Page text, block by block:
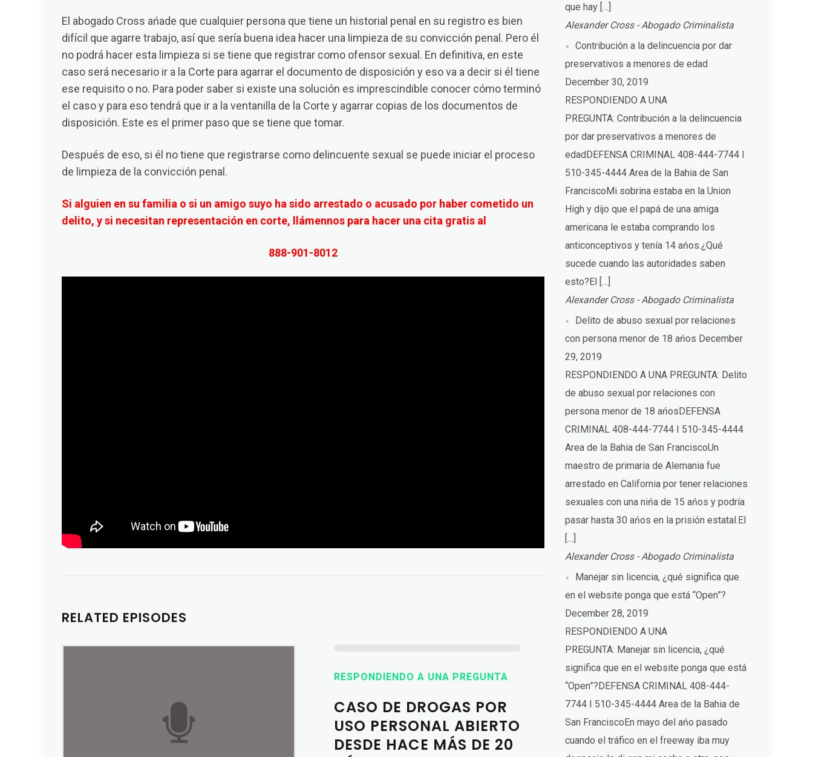
El abogado Cross ańade que cualquier persona que tiene un historial penal en su registro es bien
difícil que agarre trabajo, así que sería buena idea hacer una limpieza de su convicción penal. Pero él
no podrá hacer esta limpieza si se tiene que registrar como ofensor sexual. En definitiva, en este
caso será necesario ir a la Corte para agarrar el documento de disposición y eso va a decir si él tiene
ese requisito o no. Para poder saber si existe una solución es imprescindible conocer cómo terminó
el caso y para eso tendrá que ir a la ventanilla de la Corte y agarrar copias de los documentos de
disposición. Este es el primer paso que se tiene que tomar.
Después de eso, si él no tiene que registrarse como delincuente sexual se puede iniciar el proceso
de limpieza de la convicción penal.
Si alguien en su familia o si un amigo suyo ha sido arrestado o acusado por haber cometido un
delito, y si necesitan representación en corte, llámennos para hacer una cita gratis al
888-901-8012
RELATED EPISODES
RESPONDIENDO A UNA PREGUNTA
CASO DE DROGAS POR
USO PERSONAL ABIERTO
DESDE HACE MÁS DE 20
que hay […]
Alexander Cross - Abogado Criminalista
Contribución a la delincuencia por dar
preservativos a menores de edad
December 30, 2019
RESPONDIENDO A UNA
PREGUNTA: Contribución a la delincuencia
por dar preservativos a menores de
edadDEFENSA CRIMINAL 408-444-7744 I
510-345-4444 Area de la Bahia de San
FranciscoMi sobrina estaba en la Union
High y dijo que el papá de una amiga
americana le estaba comprando los
anticonceptivos y tenía 14 ańos.¿Qué
sucede cuando las autoridades saben
esto?El […]
Alexander Cross - Abogado Criminalista
Delito de abuso sexual por relaciones
con persona menor de 18 ańos December
29, 2019
RESPONDIENDO A UNA PREGUNTA: Delito
de abuso sexual por relaciones con
persona menor de 18 ańosDEFENSA
CRIMINAL 408-444-7744 I 510-345-4444
Area de la Bahia de San FranciscoUn
maestro de primaria de Alemania fue
arrestado en California por tener relaciones
sexuales con una nińa de 15 ańos y podría
pasar hasta 30 ańos en la prisión estatal.El
[…]
Alexander Cross - Abogado Criminalista
Manejar sin licencia, ¿qué significa que
en el website ponga que está “Open”?
December 28, 2019
RESPONDIENDO A UNA
PREGUNTA: Manejar sin licencia, ¿qué
significa que en el website ponga que está
“Open”?DEFENSA CRIMINAL 408-444-
7744 I 510-345-4444 Area de la Bahia de
San FranciscoEn mayo del ańo pasado
cuando el tráfico en el freeway iba muy